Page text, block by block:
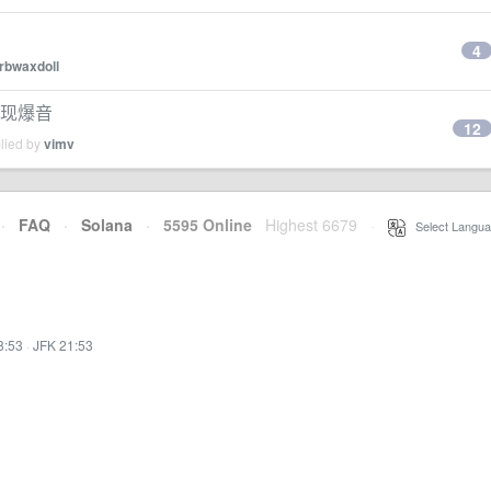
4
爆音
byvimv
12
· FAQ · Solana · 5595 Online Highest 6679 Select
· JFK 21:53